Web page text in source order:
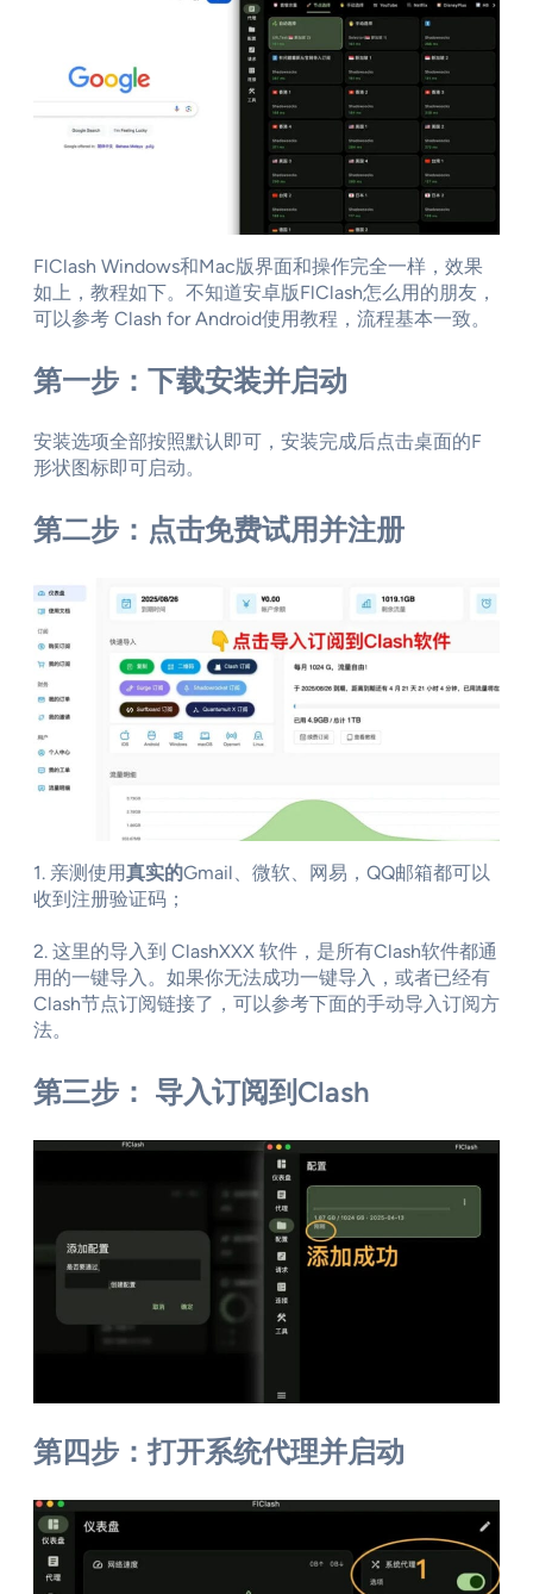
FlClash Windows和Mac版界面和操作完全一样，效果
如上，教程如下。不知道安卓版FlClash怎么用的朋友，
可以参考 Clash for Android使用教程，流程基本一致。
第一步：下载安装并启动
安装选项全部按照默认即可，安装完成后点击桌面的F
形状图标即可启动。
第二步：点击免费试用并注册
1. 亲测使用真实的Gmail、微软、网易，QQ邮箱都可以
收到注册验证码；
2. 这里的导入到 ClashXXX 软件，是所有Clash软件都通
用的一键导入。如果你无法成功一键导入，或者已经有
Clash节点订阅链接了，可以参考下面的手动导入订阅方
法。
第三步： 导入订阅到Clash
第四步：打开系统代理并启动